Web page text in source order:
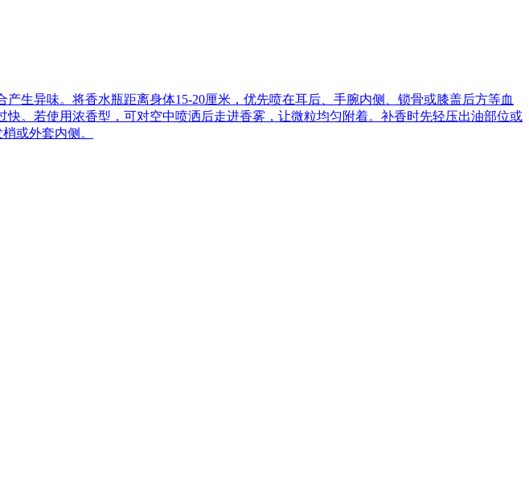
生异味。将香水瓶距离身体15-20厘米，优先喷在耳后、手腕内侧、锁骨或膝盖后方等血
。若使用浓香型，可对空中喷洒后走进香雾，让微粒均匀附着。补香时先轻压出油部位或
或外套内侧。